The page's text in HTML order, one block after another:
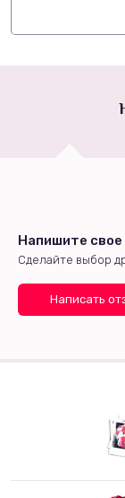
Напишите свое
Сделайте выбор
Написать